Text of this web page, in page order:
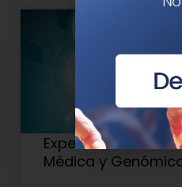
Experto
Médica y